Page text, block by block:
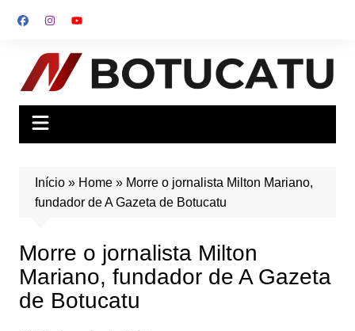
para
conteúdo
Início» Home» Morre o jornalista Milton Mariano,
fundador de A Gazeta de Botucatu
Morre o jornalista Milton
Mariano, fundador de A Gazeta
de Botucatu